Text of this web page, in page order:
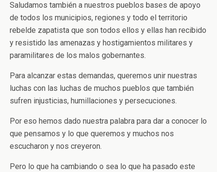
Saludamos también a nuestros pueblos bases de apoyo
de todos los municipios, regiones y todo el territorio
rebelde zapatista que son todos ellos y ellas han recibido
y resistido las amenazas y hostigamientos militares y
paramilitares de los malos gobernantes.
Para alcanzar estas demandas, queremos unir nuestras
luchas con las luchas de muchos pueblos que también
sufren injusticias, humillaciones y persecuciones.
Por eso hemos dado nuestra palabra para dar a conocer lo
que pensamos y lo que queremos y muchos nos
escucharon y nos creyeron.
Pero lo que ha cambiando o sea lo que ha pasado este